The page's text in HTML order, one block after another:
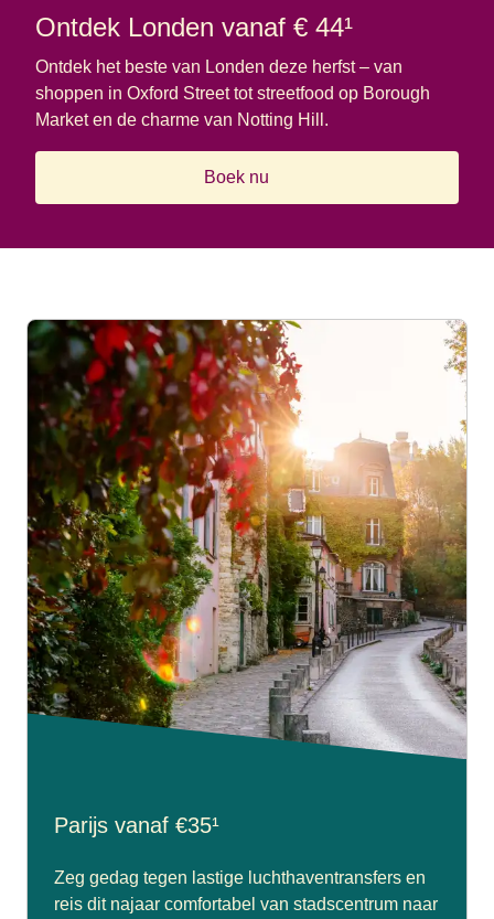
Ontdek Londen vanaf € 44¹
Ontdek het beste van Londen deze herfst – van
shoppen in Oxford Street tot streetfood op Borough
Market en de charme van Notting Hill.
Boek nu
Parijs vanaf €35¹
Zeg gedag tegen lastige luchthaventransfers en
reis dit najaar comfortabel van stadscentrum naar